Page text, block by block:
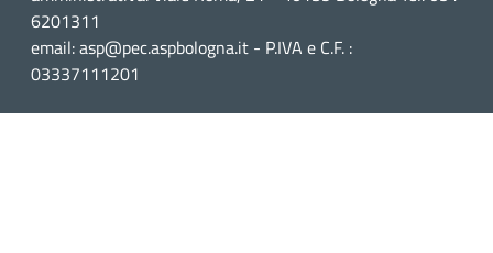
6201311
email: asp@pec.aspbologna.it - P.IVA e C.F. :
03337111201